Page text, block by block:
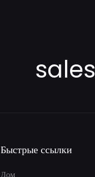
Быстрые ссылки